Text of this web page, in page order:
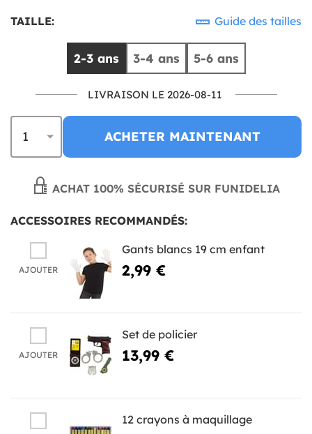
TAILLE: Guide des tailles
2-3 ans 3-4 ans 5-6 ans
LIVRAISON LE 2026-08-11
ACHETER MAINTENANT
ACHAT 100% SÉCURISÉ SUR FUNIDELIA
ACCESSOIRES RECOMMANDÉS:
AJOUTER
Gants blancs 19 cm enfant
2,99 €
AJOUTER
Set de policier
13,99 €
12 crayons à maquillage